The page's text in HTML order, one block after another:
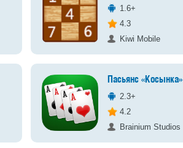
1.6+
4.3
Kiwi Mobile
Пасьянс «Косынка»
2.3+
4.2
Brainium Studios